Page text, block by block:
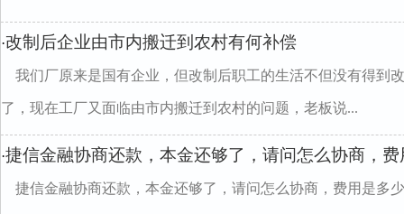
·改制后企业由市内搬迁到农村有何补偿
我们厂原来是国有企业，但改制后职工的生活不但没有得到
了，现在工厂又面临由市内搬迁到农村的问题，老板说...
·捷信金融协商还款，本金还够了，请问怎么协商，
捷信金融协商还款，本金还够了，请问怎么协商，费用是多